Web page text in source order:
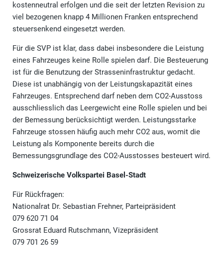
kostenneutral erfolgen und die seit der letzten Revision zu
viel bezogenen knapp 4 Millionen Franken entsprechend
steuersenkend eingesetzt werden.
Für die SVP ist klar, dass dabei insbesondere die Leistung
eines Fahrzeuges keine Rolle spielen darf. Die Besteuerung
ist für die Benutzung der Strasseninfrastruktur gedacht.
Diese ist unabhängig von der Leistungskapazität eines
Fahrzeuges. Entsprechend darf neben dem CO2-Ausstoss
ausschliesslich das Leergewicht eine Rolle spielen und bei
der Bemessung berücksichtigt werden. Leistungsstarke
Fahrzeuge stossen häufig auch mehr CO2 aus, womit die
Leistung als Komponente bereits durch die
Bemessungsgrundlage des CO2-Ausstosses besteuert wird.
Schweizerische Volkspartei Basel-Stadt
Für Rückfragen:
Nationalrat Dr. Sebastian Frehner, Parteipräsident
079 620 71 04
Grossrat Eduard Rutschmann, Vizepräsident
079 701 26 59